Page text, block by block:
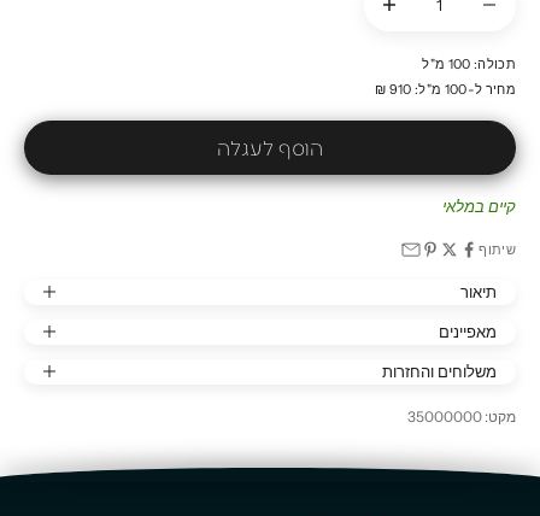
תכולה: 100 מ"ל
מחיר ל-100 מ"ל: 910 ₪
הוסף לעגלה
קיים במלאי
שיתוף
תיאור
מאפיינים
משלוחים והחזרות
מקט: 35000000